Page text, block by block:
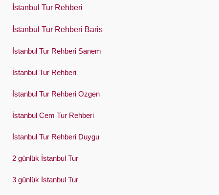
Русский
Español
Swedish
İstanbul Tur Rehberi
İstanbul Tur Rehberi Baris
İstanbul Tur Rehberi Sanem
İstanbul Tur Rehberi
İstanbul Tur Rehberi Ozgen
İstanbul Cem Tur Rehberi
İstanbul Tur Rehberi Duygu
2 günlük İstanbul Tur
3 günlük İstanbul Tur